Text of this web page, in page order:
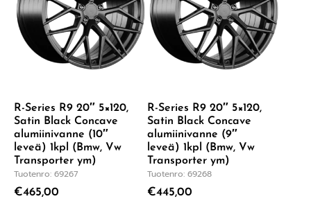
R-Series R9 20″ 5×120,
Satin Black Concave
alumiinivanne (10″
leveä) 1kpl (Bmw, Vw
Transporter ym)
Tuotenro: 69267
€465,00
R-Series R9 20″ 5×120,
Satin Black Concave
alumiinivanne (9″
leveä) 1kpl (Bmw, Vw
Transporter ym)
Tuotenro: 69268
€445,00